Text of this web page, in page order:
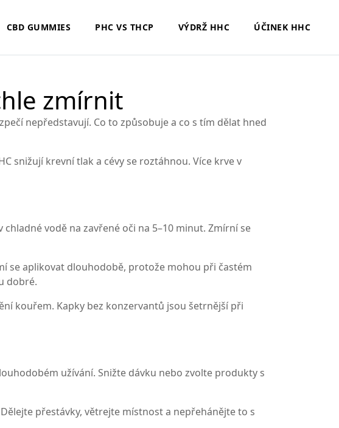
CBD GUMMIES PHC VS THCP VÝDRŽ HHC ÚČINEK HHC
zmírnit
nepředstavují. Co to způsobuje a co s tím dělat hned
snižují krevní tlak a cévy se roztáhnou. Více krve v
vodě na zavřené oči na 5–10 minut. Zmírní se
se aplikovat dlouhodobě, protože mohou při častém
dobré.
kouřem. Kapky bez konzervantů jsou šetrnější při
užívání. Snižte dávku nebo zvolte produkty s
přestávky, větrejte místnost a nepřehánějte to s